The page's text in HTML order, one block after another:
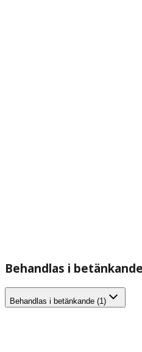
Behandlas i
Behandlas i betänkande (1)